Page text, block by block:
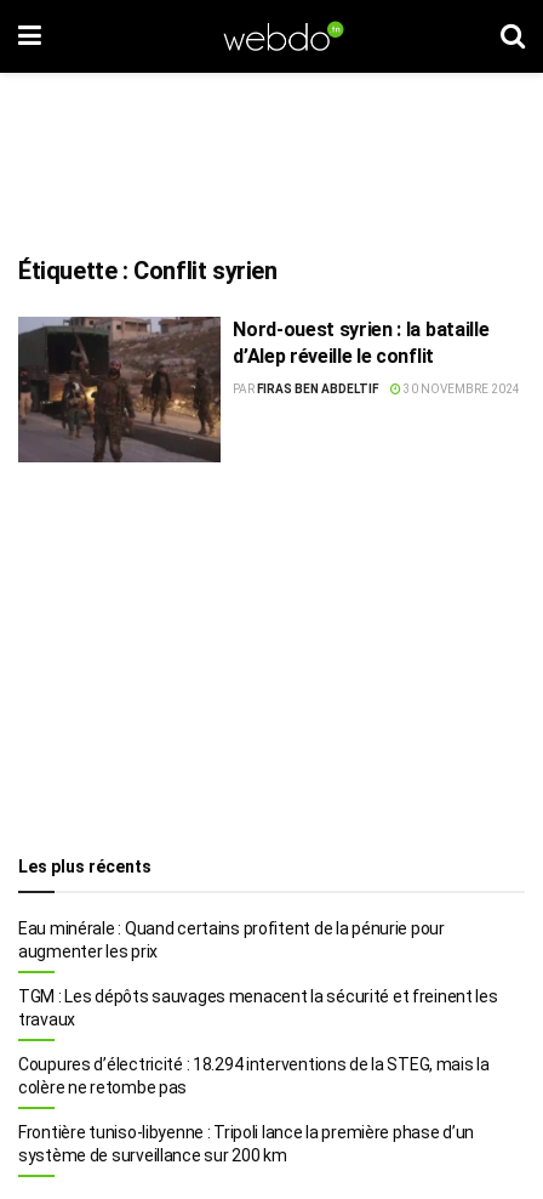
Étiquette : Conflit syrien
Nord-ouest syrien : la bataille
d’Alep réveille le conflit
PAR FIRAS BEN ABDELTIF 30 NOVEMBRE 2024
Les plus récents
Eau minérale : Quand certains profitent de la pénurie pour
augmenter les prix
TGM : Les dépôts sauvages menacent la sécurité et freinent les
travaux
Coupures d’électricité : 18.294 interventions de la STEG, mais la
colère ne retombe pas
Frontière tuniso-libyenne : Tripoli lance la première phase d’un
système de surveillance sur 200 km